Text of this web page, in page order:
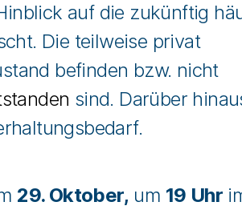
auf die zukünftig
Die teilweise privat
befinden bzw. nicht
sind. Darüber
29. Oktober, um 19 Uhr